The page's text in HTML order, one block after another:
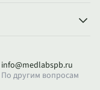
info@medlabspb.ru
По другим вопросам